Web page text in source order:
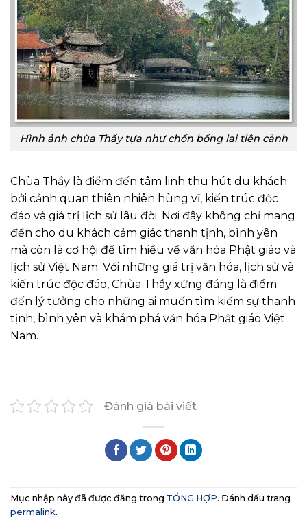
Hình ảnh chùa Thầy tựa như chốn bồng lai tiên cảnh
Chùa Thầy là điểm đến tâm linh thu hút du khách
bởi cảnh quan thiên nhiên hùng vĩ, kiến trúc độc
đáo và giá trị lịch sử lâu đời. Nơi đây không chỉ mang
đến cho du khách cảm giác thanh tịnh, bình yên
mà còn là cơ hội để tìm hiểu về văn hóa Phật giáo và
lịch sử Việt Nam. Với những giá trị văn hóa, lịch sử và
kiến trúc độc đáo, Chùa Thầy xứng đáng là điểm
đến lý tưởng cho những ai muốn tìm kiếm sự thanh
tịnh, bình yên và khám phá văn hóa Phật giáo Việt
Nam.
Đánh giá bài viết
Mục nhập này đã được đăng trong TỔNG HỢP. Đánh dấu trang
permalink.